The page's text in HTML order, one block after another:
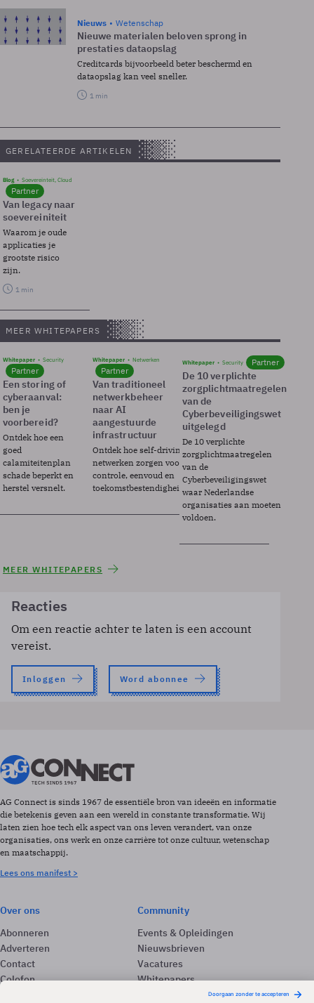
Nieuws Wetenschap
Nieuwe materialen beloven sprong in
prestaties dataopslag
Creditcards bijvoorbeeld beter beschermd en
dataopslag kan veel sneller.
1 min
GERELATEERDE ARTIKELEN
Blog Soevereinteit, Cloud
Partner
Van legacy naar
soevereiniteit
Waarom je oude
applicaties je
grootste risico
zijn.
1 min
MEER WHITEPAPERS
Whitepaper Security
Partner
Een storing of
cyberaanval:
ben je
voorbereid?
Ontdek hoe een
goed
calamiteitenplan
schade beperkt en
herstel versnelt.
Whitepaper Netwerken
Partner
Van traditioneel
netwerkbeheer
naar AI
aangestuurde
infrastructuur
Ontdek hoe self-driving
netwerken zorgen voor
controle, eenvoud en
toekomstbestendigheid.
Whitepaper Security Partner
De 10 verplichte
zorgplichtmaatregelen
van de
Cyberbeveiligingswet
uitgelegd
De 10 verplichte
zorgplichtmaatregelen
van de
Cyberbeveiligingswet
waar Nederlandse
organisaties aan moeten
voldoen.
MEER WHITEPAPERS
Reacties
Om een reactie achter te laten is een account
vereist.
Inloggen Word abonnee
AG Connect is sinds 1967 de essentiële bron van ideeën en informatie
die betekenis geven aan een wereld in constante transformatie. Wij
laten zien hoe tech elk aspect van ons leven verandert, van onze
organisaties, ons werk en onze carrière tot onze cultuur, wetenschap
en maatschappij.
Lees ons manifest >
Over ons
Abonneren
Adverteren
Contact
Colofon
Community
Events & Opleidingen
Nieuwsbrieven
Vacatures
Whitepapers